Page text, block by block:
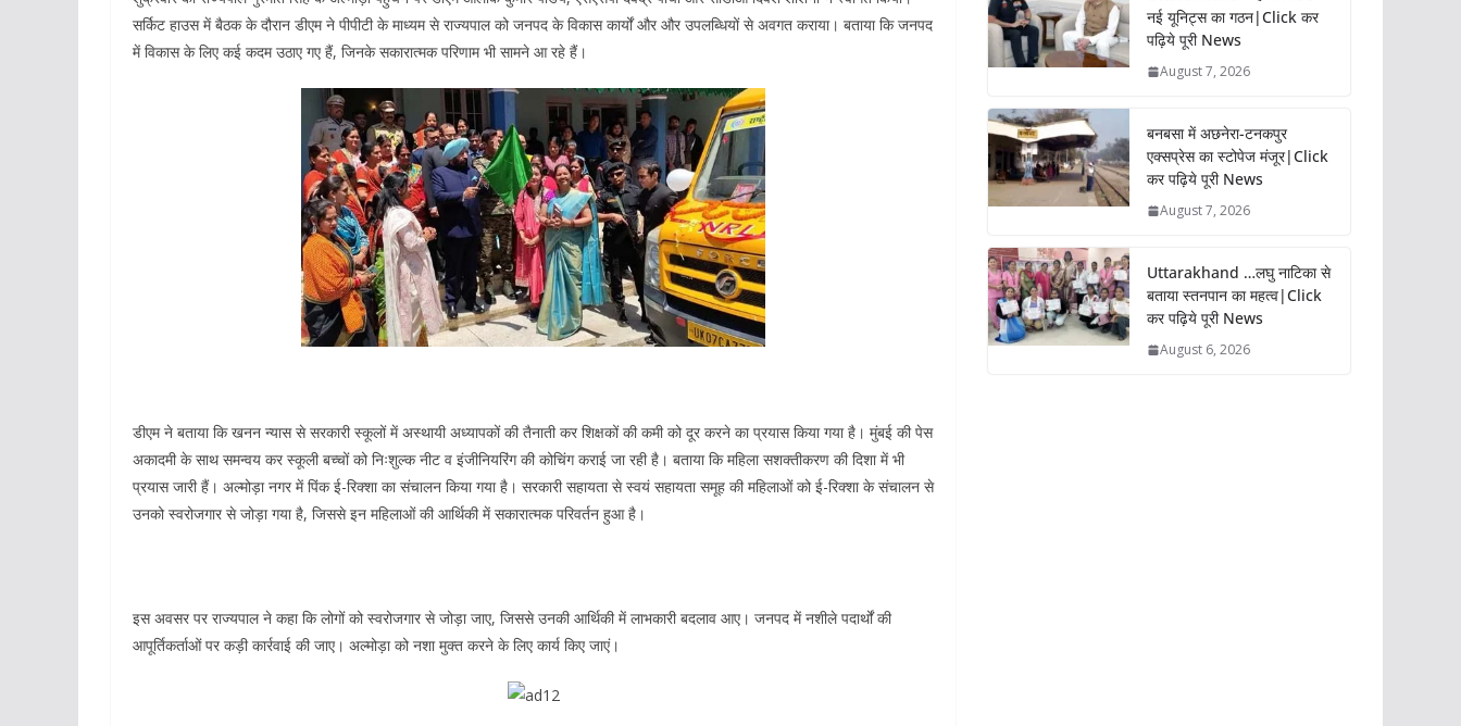
सर्किट हाउस में बैठक के दौरान डीएम ने पीपीटी के माध्यम से राज्यपाल को जनपद के विकास कार्यों और और उपलब्धियों से अवगत कराया। बताया कि जनपद
में विकास के लिए कई कदम उठाए गए हैं, जिनके सकारात्मक परिणाम भी सामने आ रहे हैं।
डीएम ने बताया कि खनन न्यास से सरकारी स्कूलों में अस्थायी अध्यापकों की तैनाती कर शिक्षकों की कमी को दूर करने का प्रयास किया गया है। मुंबई की पेस
अकादमी के साथ समन्वय कर स्कूली बच्चों को निःशुल्क नीट व इंजीनियरिंग की कोचिंग कराई जा रही है। बताया कि महिला सशक्तीकरण की दिशा में भी
प्रयास जारी हैं। अल्मोड़ा नगर में पिंक ई-रिक्शा का संचालन किया गया है। सरकारी सहायता से स्वयं सहायता समूह की महिलाओं को ई-रिक्शा के संचालन से
उनको स्वरोजगार से जोड़ा गया है, जिससे इन महिलाओं की आर्थिकी में सकारात्मक परिवर्तन हुआ है।
इस अवसर पर राज्यपाल ने कहा कि लोगों को स्वरोजगार से जोड़ा जाए, जिससे उनकी आर्थिकी में लाभकारी बदलाव आए। जनपद में नशीले पदार्थों की
आपूर्तिकर्ताओं पर कड़ी कार्रवाई की जाए। अल्मोड़ा को नशा मुक्त करने के लिए कार्य किए जाएं।
नई यूनिट्स का गठन|Click कर
पढ़िये पूरी News
August 7, 2026
बनबसा में अछनेरा-टनकपुर
एक्सप्रेस का स्टोपेज मंजूर|Click
कर पढ़िये पूरी News
August 7, 2026
Uttarakhand …लघु नाटिका से
बताया स्तनपान का महत्व|Click
कर पढ़िये पूरी News
August 6, 2026